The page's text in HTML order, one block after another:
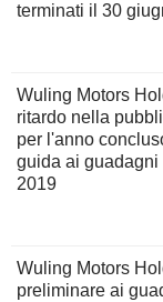
terminati il 30
Wuling Motors
ritardo nella
per l'anno
guida ai
2019
Wuling Motors
preliminare ai